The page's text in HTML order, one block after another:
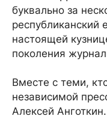
буквально за
республиканский
настоящей
поколения
Вместе с теми,
независимой
Алексей